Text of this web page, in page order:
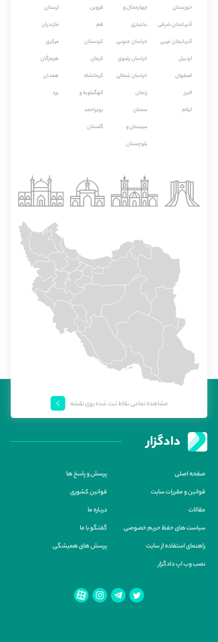
خوزستان
آذربایجان شرقی
آذربایجان غربی
اردبیل
اصفهان
البرز
ایلام
چهارمحال و
بختیاری
خراسان جنوبی
خراسان رضوی
خراسان شمالی
زنجان
سمنان
سیستان و
بلوچستان
قزوین
قم
كردستان
كرمان
كرمانشاه
کهگیلویه و
بویراحمد
گلستان
لرستان
مازندران
مركزی
هرمزگان
همدان
یزد
مشاهده تمامی نقاط ثبت شده روی نقشه
دادگزار
صفحه اصلی
پرسش و پاسخ ها
قوانین و مقررات سایت
قوانین کشوری
مقالات
درباره ما
سیاست های حفظ حریم خصوصی
گفتگو با ما
راهنمای استفاده از سایت
پرسش های همیشگی
نصب وب اپ دادگزار